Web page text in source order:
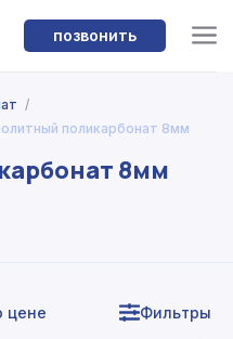
позвонить
/
поликарбонат 8мм
8мм
цене Фильтры